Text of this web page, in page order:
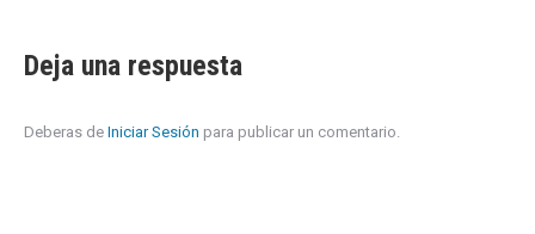
Deja una respuesta
Deberas de Iniciar Sesión para publicar un comentario.